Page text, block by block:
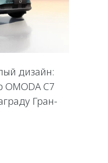
дизайн:
C7
Гран-